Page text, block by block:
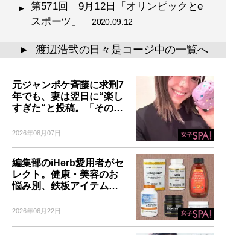
第571回 9月12日「オリンピックとe
スポーツ」 2020.09.12
▲ 渡辺浩弐の日々是コージ中の一覧へ
元ジャンポケ斉藤に求刑7
年でも、妻は翌日に“楽し
すぎた“と投稿。「その…
2026年08月07日
編集部のiHerb愛用者がセ
レクト。健康・美容のお
悩み別、鉄板アイテム…
2026年06月22日